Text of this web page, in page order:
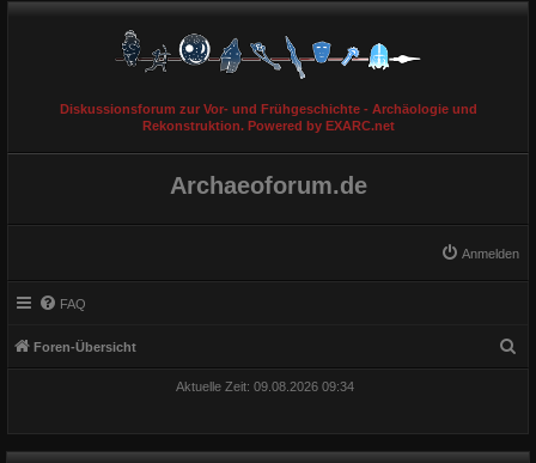
Diskussionsforum zur Vor- und Frühgeschichte - Archäologie und
Rekonstruktion. Powered by EXARC.net
Archaeoforum.de
Anmelden
FAQ
Foren-Übersicht
Aktuelle Zeit: 09.08.2026 09:34